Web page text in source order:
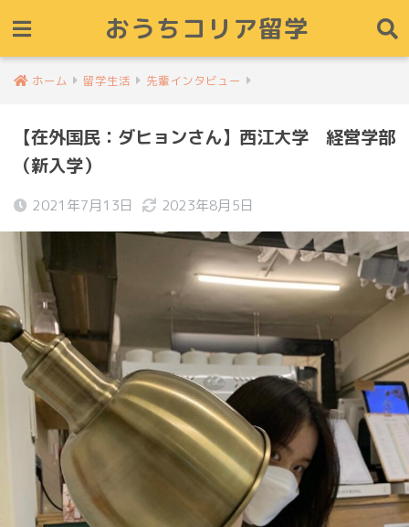
おうちコリア留学
ホーム 留学生活 先輩インタビュー
【在外国民：ダヒョンさん】西江大学 経営学部
（新入学）
2021年7月13日 2023年8月5日